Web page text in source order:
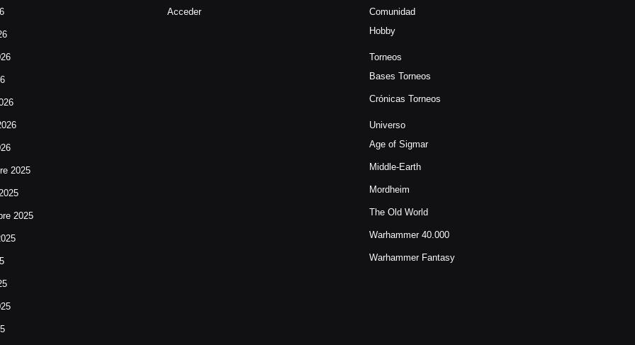
2025
2025
Acceder
Comunidad
Hobby
Torneos
Bases Torneos
Crónicas Torneos
Universo
Age of Sigmar
Middle-Earth
Mordheim
The Old World
Warhammer 40.000
Warhammer Fantasy